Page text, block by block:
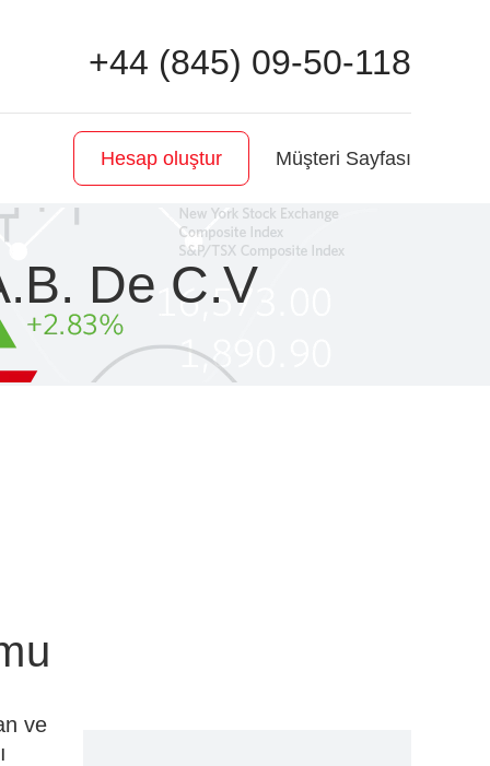
+44 (845) 09-50-118
Hesap oluştur Müşteri Sayfası
De C.V
ve